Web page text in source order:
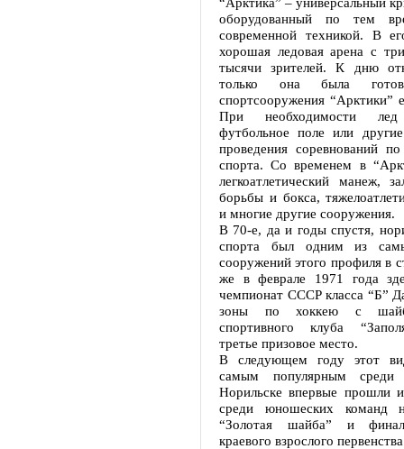
оборудованный по тем
современной техникой. В
хорошая ледовая арена с
тысячи зрителей. К дню
только она была
спортсооружения “Арктики”
При необходимости
футбольное поле или
проведения соревнований
спорта. Со временем в
легкоатлетический манеж,
борьбы и бокса,
и многие другие сооружения.
В 70-е, да и годы спустя,
спорта был одним из
сооружений этого профиля в
же в феврале 1971 года
чемпионат СССР класса “Б”
зоны по хоккею с
спортивного клуба
третье призовое место.
В следующем году этот
самым популярным среди
Норильске впервые прошли
среди юношеских команд
“Золотая шайба” и
краевого взрослого